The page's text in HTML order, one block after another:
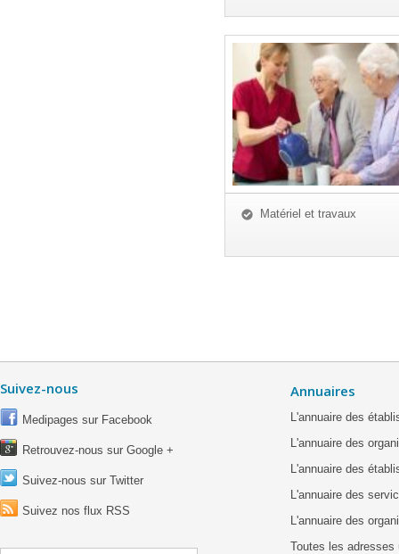
Matériel et travaux
Suivez-nous
Medipages sur Facebook
Retrouvez-nous sur Google +
Suivez-nous sur Twitter
Suivez nos flux RSS
Annuaires
L'annuaire des
L'annuaire des
L'annuaire des
L'annuaire des
L'annuaire des
Toutes les adresses